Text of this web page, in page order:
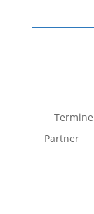
Termine
Partner